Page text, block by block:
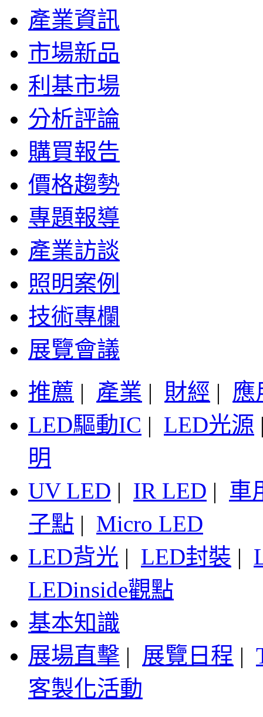
產業資訊
市場新品
利基市場
分析評論
購買報告
價格趨勢
專題報導
產業訪談
照明案例
技術專欄
展覽會議
推薦 | 產業 | 財經 | 應
LED驅動IC | LED光源
明
UV LED | IR LED | 車
子點 | Micro LED
LED背光 | LED封裝 |
LEDinside觀點
基本知識
展場直擊 | 展覽日程 |
客製化活動